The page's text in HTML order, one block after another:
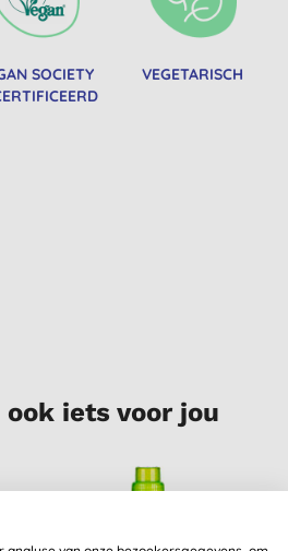
SOCIETY
VEGETARISCH
iets voor jou